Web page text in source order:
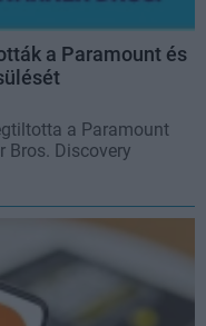
a Paramount és
a Paramount
Bros. Discovery